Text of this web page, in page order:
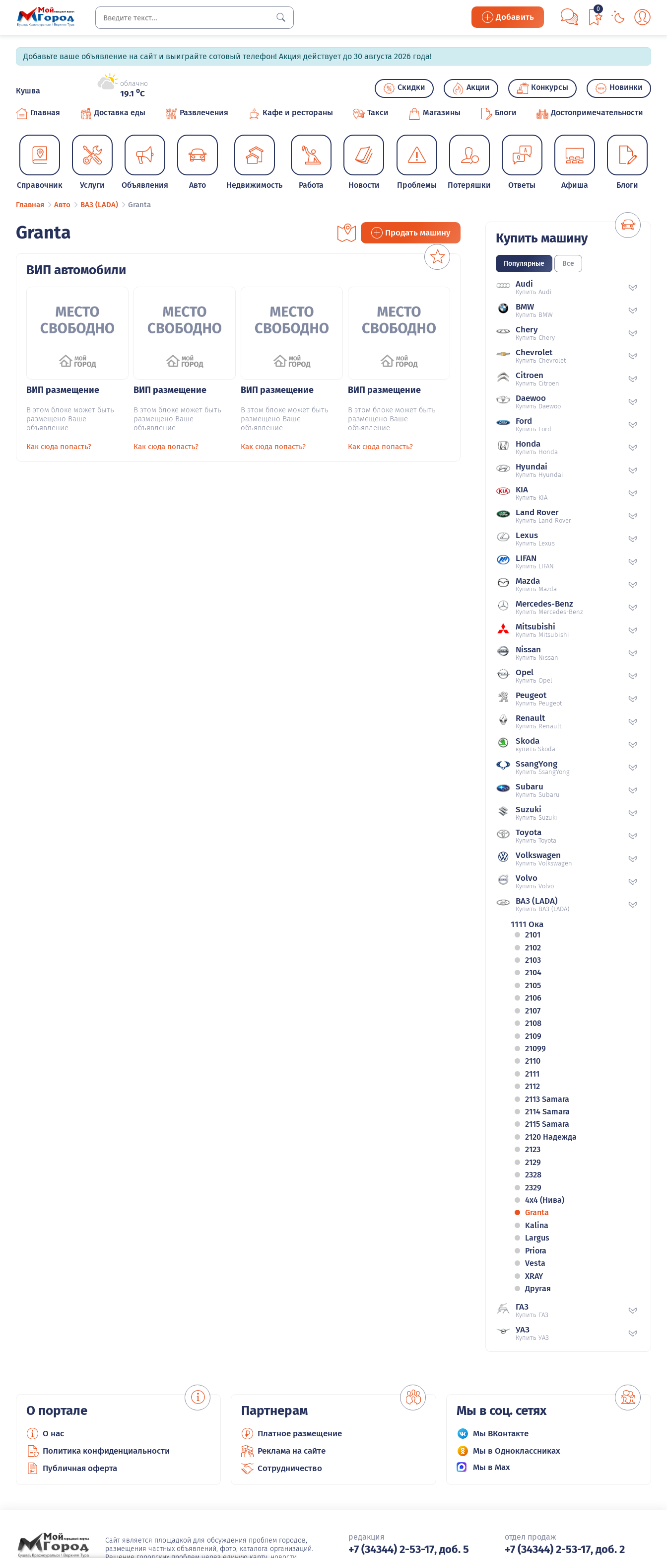
Добавить
0
Добавьте ваше объявление на сайт и выиграйте сотовый телефон! Акция действует до 30 августа 2026 года!
Кушва
облачно
19.1 oC
Скидки Акции Конкурсы Новинки
Главная Доставка еды Развлечения Кафе и рестораны Такси Магазины Блоги Достопримечательности
Справочник Услуги Объявления Авто Недвижимость Работа Новости Проблемы Потеряшки Ответы Афиша Блоги
Главная Авто ВАЗ (LADA) Granta
Granta Продать машину
ВИП автомобили
ВИП размещение
В этом блоке может быть
размещено Ваше
объявление
Как сюда попасть?
ВИП размещение
В этом блоке может быть
размещено Ваше
объявление
Как сюда попасть?
ВИП размещение
В этом блоке может быть
размещено Ваше
объявление
Как сюда попасть?
ВИП размещение
В этом блоке может быть
размещено Ваше
объявление
Как сюда попасть?
Купить машину
Популярные Все
Audi
Купить Audi
BMW
Купить BMW
Chery
Купить Chery
Chevrolet
Купить Chevrolet
Citroen
Купить Citroen
Daewoo
Купить Daewoo
Ford
Купить Ford
Honda
Купить Honda
Hyundai
Купить Hyundai
KIA
Купить KIA
Land Rover
Купить Land Rover
Lexus
Купить Lexus
LIFAN
Купить LIFAN
Mazda
Купить Mazda
Mercedes-Benz
Купить Mercedes-Benz
Mitsubishi
Купить Mitsubishi
Nissan
Купить Nissan
Opel
Купить Opel
Peugeot
Купить Peugeot
Renault
Купить Renault
Skoda
купить Skoda
SsangYong
Купить SsangYong
Subaru
Купить Subaru
Suzuki
Купить Suzuki
Toyota
Купить Toyota
Volkswagen
Купить Volkswagen
Volvo
Купить Volvo
ВАЗ (LADA)
Купить ВАЗ (LADA)
1111 Ока
2101
2102
2103
2104
2105
2106
2107
2108
2109
21099
2110
2111
2112
2113 Samara
2114 Samara
2115 Samara
2120 Надежда
2123
2129
2328
2329
4x4 (Нива)
Granta
Kalina
Largus
Priora
Vesta
XRAY
Другая
ГАЗ
Купить ГАЗ
УАЗ
Купить УАЗ
О портале
О нас
Политика конфиденциальности
Публичная оферта
Партнерам
Платное размещение
Реклама на сайте
Сотрудничество
Мы в соц. сетях
Мы ВКонтакте
Мы в Одноклассниках
Мы в Max
Сайт является площадкой для обсуждения проблем городов,
размещения частных объявлений, фото, каталога организаций.
редакция
+7 (34344) 2-53-17, доб. 5
отдел продаж
+7 (34344) 2-53-17, доб. 2